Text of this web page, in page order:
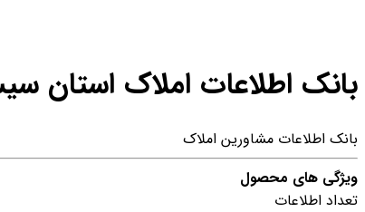
بانک اطلاعات املاک استان
بانک اطلاعات مشاورین املاک
ویژگی های محصول
تعداد اطلاعات